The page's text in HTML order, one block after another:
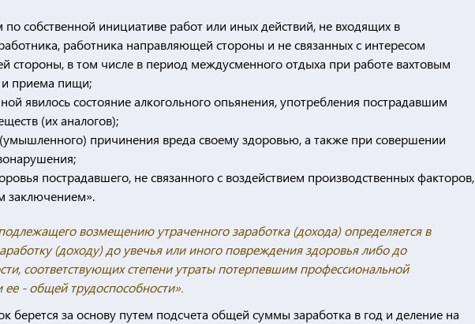
собственной инициативе работ или иных действий, не входящих в
работника направляющей стороны и не связанных с интересом
стороны, в том числе в период междусменного отдыха при работе вахтовым
и приема пищи;
явилось состояние алкогольного опьянения, употребления пострадавшим
(их аналогов);
(умышленного) причинения вреда своему здоровью, а также при совершении
пострадавшего, не связанного с воздействием производственных факторов,
заключением».
возмещению утраченного заработка (дохода) определяется в
(доходу) до увечья или иного повреждения здоровья либо до
соответствующих степени утраты потерпевшим профессиональной
ее - общей трудоспособности».
берется за основу путем подсчета общей суммы заработка в год и деление на